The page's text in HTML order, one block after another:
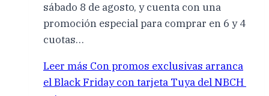
sábado 8 de agosto, y cuenta con una
promoción especial para comprar en 6 y 4
cuotas…
Leer más Con promos exclusivas arranca
el Black Friday con tarjeta Tuya del NBCH